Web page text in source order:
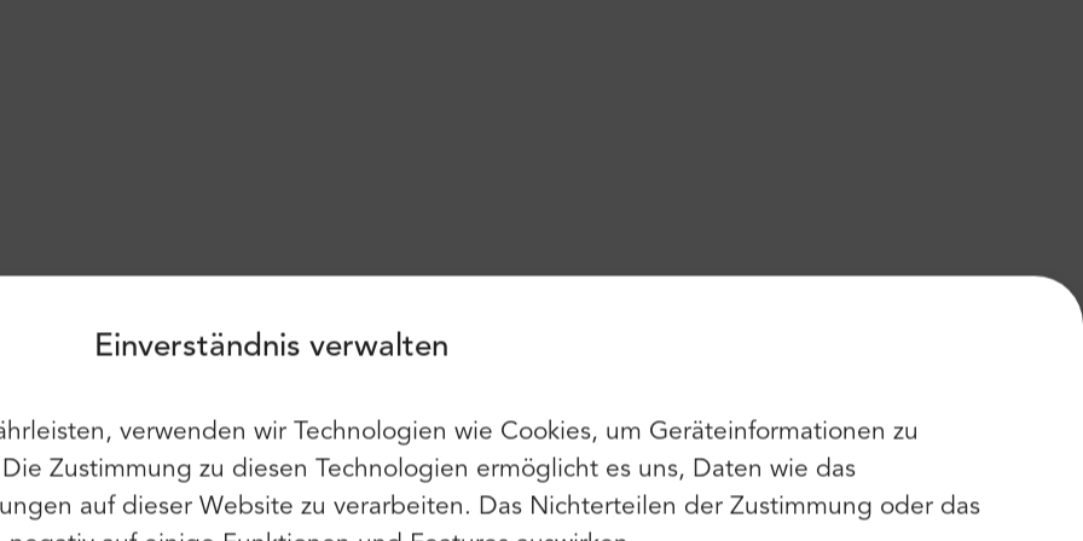
Einverständnis verwalten
verwenden wir Technologien wie Cookies, um Geräteinformationen zu
Zustimmung zu diesen Technologien ermöglicht es uns, Daten wie das
auf dieser Website zu verarbeiten. Das Nichterteilen der Zustimmung oder das
On Hop-Off Bus
Verwende weiterhin die folgenden:
Du kannst auch E-Mail und Passwort
verwenden:
E-Mail:
Vorname: